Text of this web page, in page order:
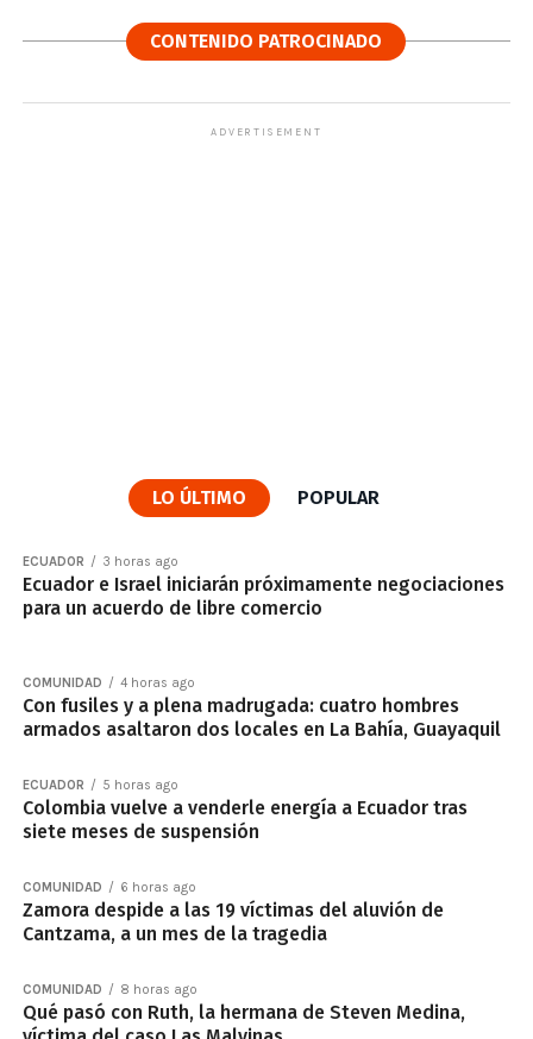
CONTENIDO PATROCINADO
ADVERTISEMENT
LO ÚLTIMO POPULAR
ECUADOR 3 horas ago
Ecuador e Israel iniciarán próximamente negociaciones
para un acuerdo de libre comercio
COMUNIDAD 4 horas ago
Con fusiles y a plena madrugada: cuatro hombres
armados asaltaron dos locales en La Bahía, Guayaquil
ECUADOR 5 horas ago
Colombia vuelve a venderle energía a Ecuador tras
siete meses de suspensión
COMUNIDAD 6 horas ago
Zamora despide a las 19 víctimas del aluvión de
Cantzama, a un mes de la tragedia
COMUNIDAD 8 horas ago
Qué pasó con Ruth, la hermana de Steven Medina,